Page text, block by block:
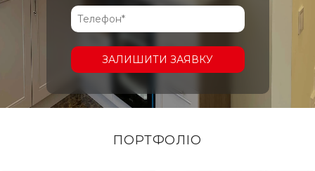
ЗАЛИШИТИ ЗАЯВКУ
ПОРТФОЛІО